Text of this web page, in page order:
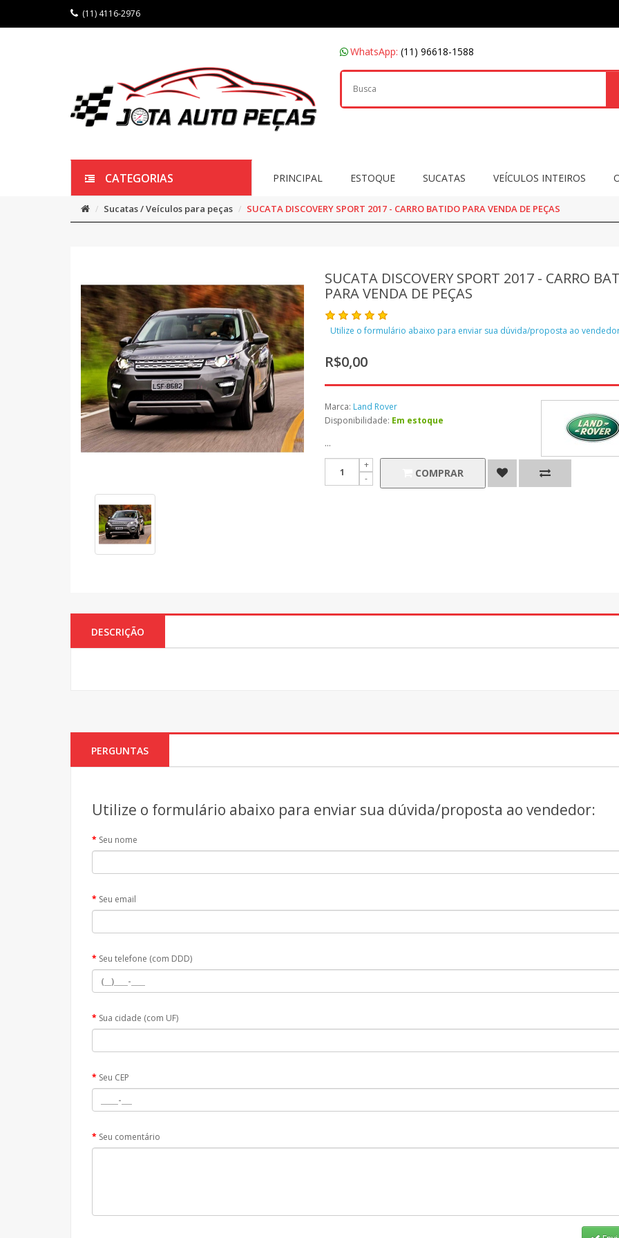
(11) 4116-2976
WhatsApp: (11) 96618-1588
CATEGORIAS PRINCIPAL ESTOQUE SUCATAS VEÍCULOS INTEIROS
Sucatas / Veículos para peças SUCATA DISCOVERY SPORT 2017 - CARRO BATIDO PARA VENDA DE PEÇAS
SUCATA DISCOVERY SPORT 2017 - CARRO
PARA VENDA DE PEÇAS
Utilize o formulário abaixo para enviar sua dúvida/proposta ao
R$0,00
Marca: Land Rover
Disponibilidade: Em estoque
...
COMPRAR
DESCRIÇÃO
PERGUNTAS
Utilize o formulário abaixo para enviar sua dúvida/proposta ao vendedor:
Seu nome
Seu email
Seu telefone (com DDD)
Sua cidade (com UF)
Seu CEP
Seu comentário